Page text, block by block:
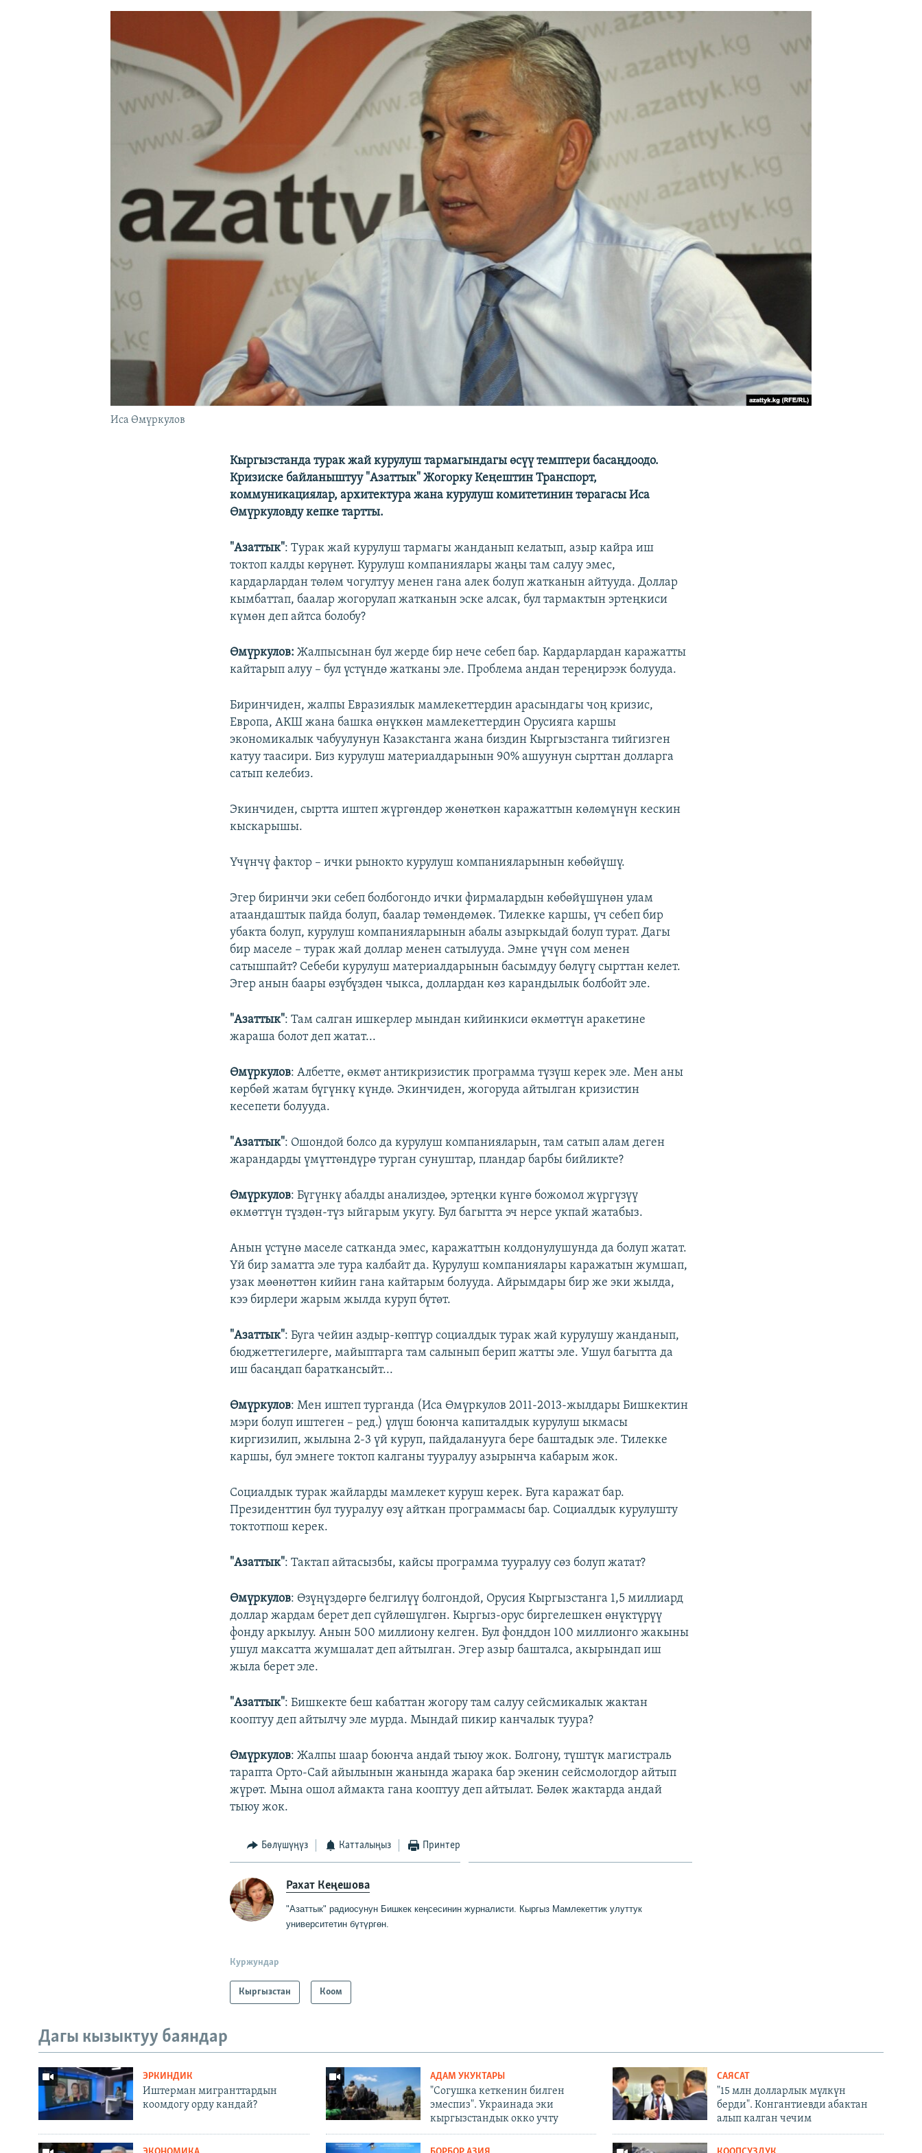
Иса Өмүркулов
Кыргызстанда турак жай курулуш тармагындагы өсүү темптери басаңдоодо.
Кризиске байланыштуу "Азаттык" Жогорку Кеңештин Транспорт,
коммуникациялар, архитектура жана курулуш комитетинин төрагасы Иса
Өмүркуловду кепке тартты.
"Азаттык": Турак жай курулуш тармагы жанданып келатып, азыр кайра иш
токтоп калды көрүнөт. Курулуш компаниялары жаңы там салуу эмес,
кардарлардан төлөм чогултуу менен гана алек болуп жатканын айтууда. Доллар
кымбаттап, баалар жогорулап жатканын эске алсак, бул тармактын эртеңкиси
күмөн деп айтса болобу?
Өмүркулов: Жалпысынан бул жерде бир нече себеп бар. Кардарлардан каражатты
кайтарып алуу – бул үстүндө жатканы эле. Проблема андан тереңирээк болууда.
Биринчиден, жалпы Евразиялык мамлекеттердин арасындагы чоң кризис,
Европа, АКШ жана башка өнүккөн мамлекеттердин Орусияга каршы
экономикалык чабуулунун Казакстанга жана биздин Кыргызстанга тийгизген
катуу таасири. Биз курулуш материалдарынын 90% ашуунун сырттан долларга
сатып келебиз.
Экинчиден, сыртта иштеп жүргөндөр жөнөткөн каражаттын көлөмүнүн кескин
кыскарышы.
Үчүнчү фактор – ички рынокто курулуш компанияларынын көбөйүшү.
Эгер биринчи эки себеп болбогондо ички фирмалардын көбөйүшүнөн улам
атаандаштык пайда болуп, баалар төмөндөмөк. Тилекке каршы, үч себеп бир
убакта болуп, курулуш компанияларынын абалы азыркыдай болуп турат. Дагы
бир маселе – турак жай доллар менен сатылууда. Эмне үчүн сом менен
сатышпайт? Себеби курулуш материалдарынын басымдуу бөлүгү сырттан келет.
Эгер анын баары өзүбүздөн чыкса, доллардан көз карандылык болбойт эле.
"Азаттык": Там салган ишкерлер мындан кийинкиси өкмөттүн аракетине
жараша болот деп жатат...
Өмүркулов: Албетте, өкмөт антикризистик программа түзүш керек эле. Мен аны
көрбөй жатам бүгүнкү күндө. Экинчиден, жогоруда айтылган кризистин
кесепети болууда.
"Азаттык": Ошондой болсо да курулуш компанияларын, там сатып алам деген
жарандарды үмүттөндүрө турган сунуштар, пландар барбы бийликте?
Өмүркулов: Бүгүнкү абалды анализдөө, эртеңки күнгө божомол жүргүзүү
өкмөттүн түздөн-түз ыйгарым укугу. Бул багытта эч нерсе укпай жатабыз.
Анын үстүнө маселе сатканда эмес, каражаттын колдонулушунда да болуп жатат.
Үй бир заматта эле тура калбайт да. Курулуш компаниялары каражатын жумшап,
узак мөөнөттөн кийин гана кайтарым болууда. Айрымдары бир же эки жылда,
кээ бирлери жарым жылда куруп бүтөт.
"Азаттык": Буга чейин аздыр-көптүр социалдык турак жай курулушу жанданып,
бюджеттегилерге, майыптарга там салынып берип жатты эле. Ушул багытта да
иш басаңдап бараткансыйт...
Өмүркулов: Мен иштеп турганда (Иса Өмүркулов 2011-2013-жылдары Бишкектин
мэри болуп иштеген – ред.) үлүш боюнча капиталдык курулуш ыкмасы
киргизилип, жылына 2-3 үй куруп, пайдаланууга бере баштадык эле. Тилекке
каршы, бул эмнеге токтоп калганы тууралуу азырынча кабарым жок.
Социалдык турак жайларды мамлекет куруш керек. Буга каражат бар.
Президенттин бул тууралуу өзү айткан программасы бар. Социалдык курулушту
токтотпош керек.
"Азаттык": Тактап айтасызбы, кайсы программа тууралуу сөз болуп жатат?
Өмүркулов: Өзүңүздөргө белгилүү болгондой, Орусия Кыргызстанга 1,5 миллиард
доллар жардам берет деп сүйлөшүлгөн. Кыргыз-орус биргелешкен өнүктүрүү
фонду аркылуу. Анын 500 миллиону келген. Бул фонддон 100 миллионго жакыны
ушул максатта жумшалат деп айтылган. Эгер азыр башталса, акырындап иш
жыла берет эле.
"Азаттык": Бишкекте беш кабаттан жогору там салуу сейсмикалык жактан
кооптуу деп айтылчу эле мурда. Мындай пикир канчалык туура?
Өмүркулов: Жалпы шаар боюнча андай тыюу жок. Болгону, түштүк магистраль
тарапта Орто-Сай айылынын жанында жарака бар экенин сейсмологдор айтып
жүрөт. Мына ошол аймакта гана кооптуу деп айтылат. Бөлөк жактарда андай
тыюу жок.
Бөлүшүңүз Катталыңыз Принтер
Рахат Кеңешова
"Азаттык" радиосунун Бишкек кеңсесинин журналисти. Кыргыз Мамлекеттикулуттук
университетин бүтүргөн.
Куржундар
Кыргызстан Коом
Дагы кызыктуу баяндар
ЭРКИНДИК
Иштерман мигранттардын
коомдогу орду кандай?
АДАМ УКУКТАРЫ
"Согушка кеткенин билген
эмеспиз". Украинада эки
кыргызстандык окко учту
САЯСАТ
"15 млн долларлык мүлкүн
берди". Конгантиевди абактан
алып калган чечим